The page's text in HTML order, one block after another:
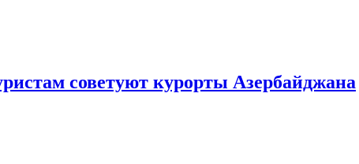
советуют курорты Азербайджана